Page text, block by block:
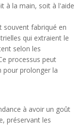
à la main, soit à l'aide
souvent fabriqué en
qui extraient le
selon les
processus peut
pour prolonger la
à avoir un goût
préservant les